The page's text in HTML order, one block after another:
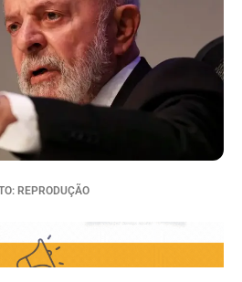
REPRODUÇÃO